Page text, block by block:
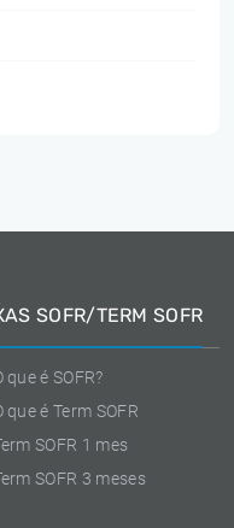
SOFR/TERM SOFR
que é SOFR?
que é Term SOFR
SOFR 1 mes
SOFR 3 meses